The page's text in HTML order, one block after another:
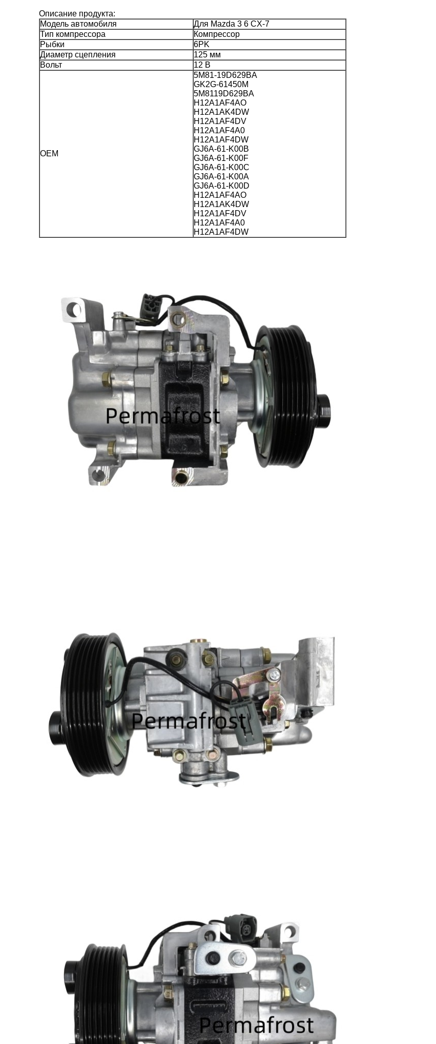
Описание продукта:
Модель автомобиля
Для Mazda 3 6 CX-7
Тип компрессора
Компрессор
Рыбки
6PK
Диаметр сцепления
125 мм
Вольт
12 В
OEM
5M81-19D629BA
GK2G-61450M
5M8119D629BA
H12A1AF4AO
H12A1AK4DW
H12A1AF4DV
H12A1AF4A0
H12A1AF4DW
GJ6A-61-K00B
GJ6A-61-K00F
GJ6A-61-K00C
GJ6A-61-K00A
GJ6A-61-K00D
H12A1AF4AO
H12A1AK4DW
H12A1AF4DV
H12A1AF4A0
H12A1AF4DW